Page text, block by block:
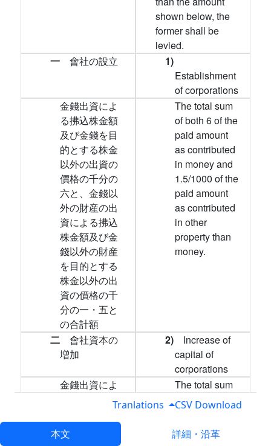
shown below, the
former shall be
levied.
一 會社の設立
1)
Establishment
of corporations
金錢出資によ
る拂込株金額
及び金錢を目
的とする株金
以外の出資の
價格の千分の
六と、金錢以
外の財産の出
資による拂込
株金額及び金
錢以外の財産
を目的とする
株金以外の出
資の價格の千
分の一・五と
の合計額
The total sum
of both 6 of the
paid amount
as contributed
in money and
1.5/1000 of the
paid amount
as contributed
in other
property than
money.
二 會社資本の
増加
2) Increase of
capital of
corporations
金錢出資によ
る増資拂込株
を目的とする
株金以外の出
The total sum
of both 6/1000
amount as
contributed in
Tranlations CSV Download
本文 詳細・沿革